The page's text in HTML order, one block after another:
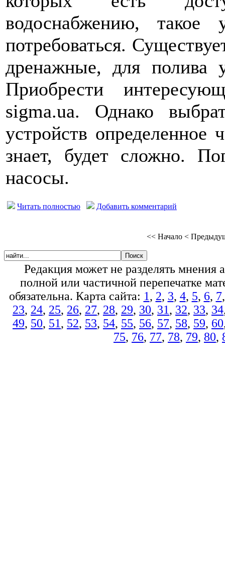
водоснабжению, такое
потребоваться.
дренажные, для полива
Приобрести
sigma.ua. Однако
устройств определенное
знает, будет сложно.
насосы.
Читать полностью Добавить комментарий
<< Начало <
Редакция может не разделять
полной или частичной перепечатке
обязательна. Карта сайта: 1, 2, 3, 4, 5, 6, 7
23, 24, 25, 26, 27, 28, 29, 30, 31, 32, 33, 34
49, 50, 51, 52, 53, 54, 55, 56, 57, 58, 59, 60
75, 76, 77, 78, 79, 80,